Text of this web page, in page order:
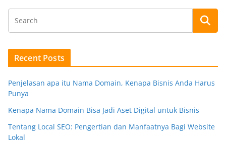
Recent Posts
Penjelasan apa itu Nama Domain, Kenapa Bisnis Anda Harus
Punya
Kenapa Nama Domain Bisa Jadi Aset Digital untuk Bisnis
Tentang Local SEO: Pengertian dan Manfaatnya Bagi Website
Lokal